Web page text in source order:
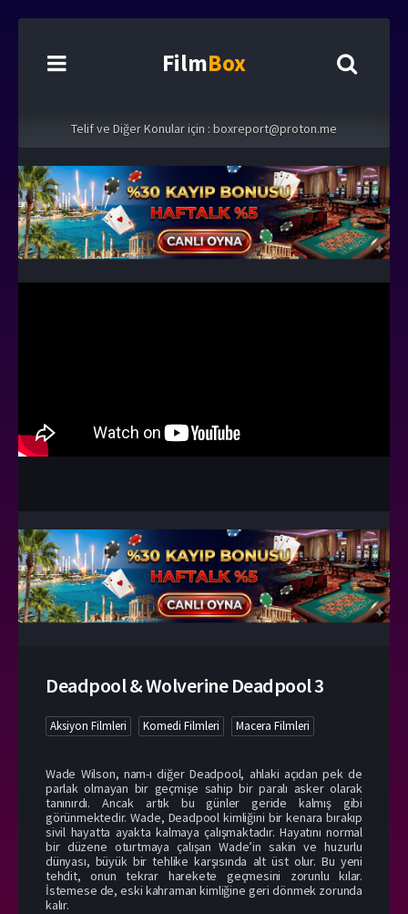
FilmBox
Telif ve Diğer Konular için : boxreport@proton.me
Deadpool & Wolverine Deadpool 3
Aksiyon Filmleri Komedi Filmleri Macera Filmleri
Wade Wilson, nam-ı diğer Deadpool, ahlaki açıdan pek de
parlak olmayan bir geçmişe sahip bir paralı asker olarak
tanınırdı. Ancak artık bu günler geride kalmış gibi
görünmektedir. Wade, Deadpool kimliğini bir kenara bırakıp
sivil hayatta ayakta kalmaya çalışmaktadır. Hayatını normal
bir düzene oturtmaya çalışan Wade’in sakin ve huzurlu
dünyası, büyük bir tehlike karşısında alt üst olur. Bu yeni
tehdit, onun tekrar harekete geçmesini zorunlu kılar.
İstemese de, eski kahraman kimliğine geri dönmek zorunda
kalır.